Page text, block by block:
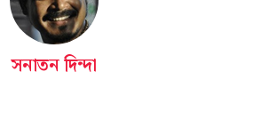
সনাতন দিন্দা